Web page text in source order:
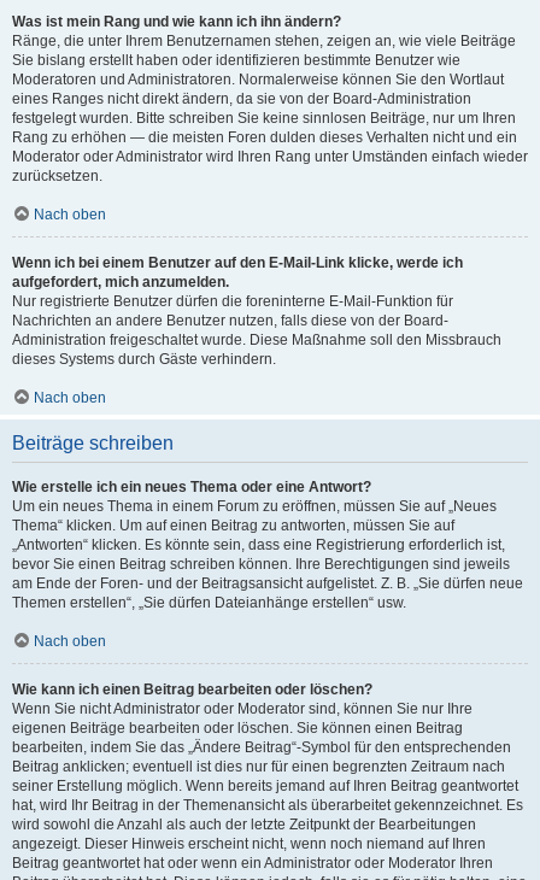
Was ist mein Rang und wie kann ich ihn ändern?
Ränge, die unter Ihrem Benutzernamen stehen, zeigen an, wie viele Beiträge
Sie bislang erstellt haben oder identifizieren bestimmte Benutzer wie
Moderatoren und Administratoren. Normalerweise können Sie den Wortlaut
eines Ranges nicht direkt ändern, da sie von der Board-Administration
festgelegt wurden. Bitte schreiben Sie keine sinnlosen Beiträge, nur um Ihren
Rang zu erhöhen — die meisten Foren dulden dieses Verhalten nicht und ein
Moderator oder Administrator wird Ihren Rang unter Umständen einfach wieder
zurücksetzen.
Nach oben
Wenn ich bei einem Benutzer auf den E-Mail-Link klicke, werde ich
aufgefordert, mich anzumelden.
Nur registrierte Benutzer dürfen die foreninterne E-Mail-Funktion für
Nachrichten an andere Benutzer nutzen, falls diese von der Board-
Administration freigeschaltet wurde. Diese Maßnahme soll den Missbrauch
dieses Systems durch Gäste verhindern.
Nach oben
Beiträge schreiben
Wie erstelle ich ein neues Thema oder eine Antwort?
Um ein neues Thema in einem Forum zu eröffnen, müssen Sie auf „Neues
Thema“ klicken. Um auf einen Beitrag zu antworten, müssen Sie auf
„Antworten“ klicken. Es könnte sein, dass eine Registrierung erforderlich ist,
bevor Sie einen Beitrag schreiben können. Ihre Berechtigungen sind jeweils
am Ende der Foren- und der Beitragsansicht aufgelistet. Z. B. „Sie dürfen neue
Themen erstellen“, „Sie dürfen Dateianhänge erstellen“ usw.
Nach oben
Wie kann ich einen Beitrag bearbeiten oder löschen?
Wenn Sie nicht Administrator oder Moderator sind, können Sie nur Ihre
eigenen Beiträge bearbeiten oder löschen. Sie können einen Beitrag
bearbeiten, indem Sie das „Ändere Beitrag“-Symbol für den entsprechenden
Beitrag anklicken; eventuell ist dies nur für einen begrenzten Zeitraum nach
seiner Erstellung möglich. Wenn bereits jemand auf Ihren Beitrag geantwortet
hat, wird Ihr Beitrag in der Themenansicht als überarbeitet gekennzeichnet. Es
wird sowohl die Anzahl als auch der letzte Zeitpunkt der Bearbeitungen
angezeigt. Dieser Hinweis erscheint nicht, wenn noch niemand auf Ihren
Beitrag geantwortet hat oder wenn ein Administrator oder Moderator Ihren